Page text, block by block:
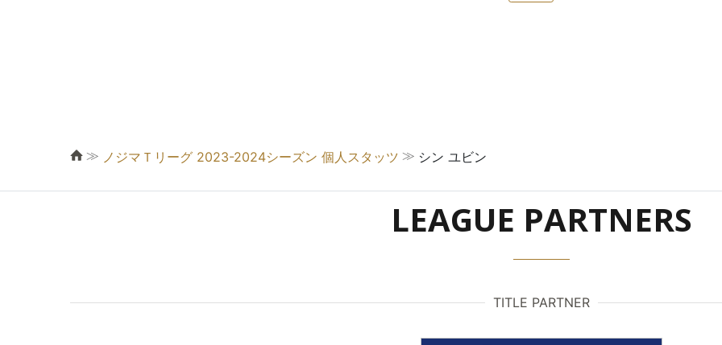
≫ ノジマＴリーグ 2023-2024シーズン 個人スタッツ ≫ シン ユビン
LEAGUE PARTNERS
TITLE PARTNER